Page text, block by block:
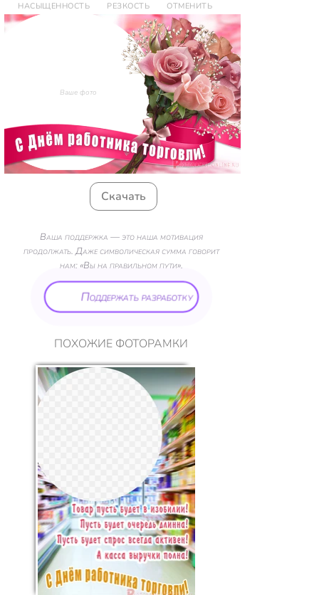
НАСЫЩЕННОСТЬ РЕЗКОСТЬ ОТМЕНИТЬ
Ваше фото
Скачать
Ваша поддержка — это наша мотивация
продолжать. Даже символическая сумма говорит
нам: «Вы на правильном пути».
Поддержать разработку
ПОХОЖИЕ ФОТОРАМКИ